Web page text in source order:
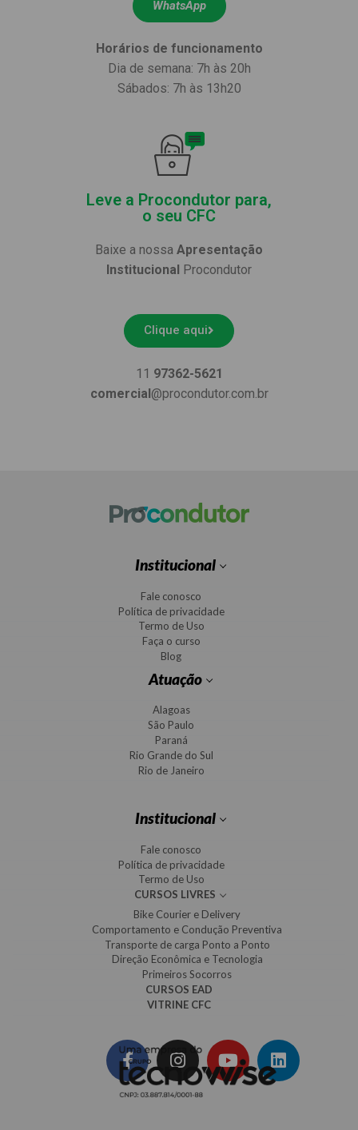
WhatsApp
Horários de funcionamento
Dia de semana: 7h às 20h
Sábados: 7h às 13h20
Leve a Procondutor para,
o seu CFC
Baixe a nossa Apresentação
Institucional
Procondutor
Clique aqui
11 97362-5621
comercial@procondutor.com.br
Institucional
Fale conosco
Política de privacidade
Termo de Uso
Faça o curso
Blog
Atuação
Alagoas
São Paulo
Paraná
Rio Grande do Sul
Rio de Janeiro
Institucional
Fale conosco
Política de privacidade
Termo de Uso
CURSOS LIVRES
Bike Courier e Delivery
Comportamento e Condução Preventiva
Transporte de carga Ponto a Ponto
Direção Econômica e Tecnologia
Primeiros Socorros
CURSOS EAD
VITRINE CFC